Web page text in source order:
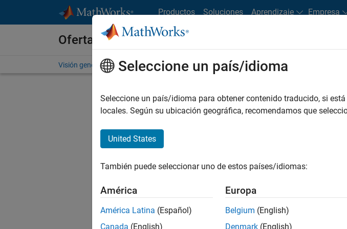
Productos Soluciones Aprendizaje Empresa
Ofertas de empleo en MathWorks
Visión general Búsqueda de empleo Oficinas locales Estudiantes y nuevas carreras
FILTRADO POR Release
No se han traducido todos los
Seleccione un país/idioma
Seleccione un país/idioma para obtener contenido traducido, si
locales. Según su ubicación geográfica, recomendamos que
United States
También puede seleccionar uno de estos países/idiomas:
América
América Latina (Español)
Canada (English)
Europa
Belgium (English)
Denmark (English)